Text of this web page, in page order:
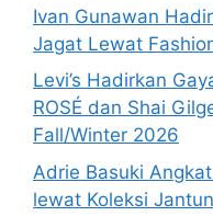
Ivan Gunawan
Jagat Lewat
Levi’s Hadirkan
ROSÉ dan Shai
Fall/Winter 2026
Adrie Basuki
lewat Koleksi